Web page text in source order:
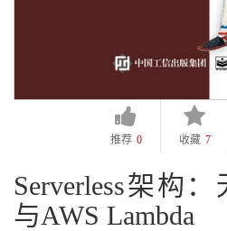
推荐 0 收藏 7
Serverless架构
与AWS Lambda